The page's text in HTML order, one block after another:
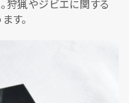
狩猟やジビエに関する
す。